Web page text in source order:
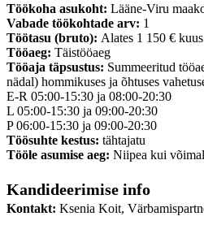
Töökoha asukoht: Lääne-Viru
Vabade töökohtade arv: 1
Töötasu (bruto): Alates 1 150 € kuus
Tööaeg: Täistööaeg
Tööaja täpsustus: Summeeritud
nädal) hommikuses ja õhtuses
E-R 05:00-15:30 ja 08:00-20:30
L 05:00-15:30 ja 09:00-20:30
P 06:00-15:30 ja 09:00-20:30
Töösuhte kestus: tähtajatu
Tööle asumise aeg: Niipea kui
Kandideerimise info
Kontakt: Ksenia Koit,